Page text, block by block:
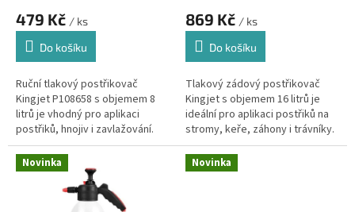
479 Kč / ks
Do košíku
Ruční tlakový postřikovač
Kingjet P108658 s objemem 8
litrů je vhodný pro aplikaci
postřiků, hnojiv i zavlažování.
Nastavitelná tryska a pohodlné
ovládání usnadňují práci na...
869 Kč / ks
Do košíku
Tlakový zádový postřikovač
Kingjet s objemem 16 litrů je
ideální pro aplikaci postřiků na
stromy, keře, záhony i trávníky.
Díky vysokotlaké nádobě
odolné vůči chemikáliím je...
Novinka Novinka